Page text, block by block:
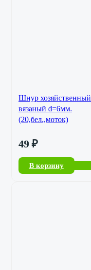
Шнур хозяйственный
вязаный d=6мм.
(20,бел.,моток)
49 ₽
В корзину